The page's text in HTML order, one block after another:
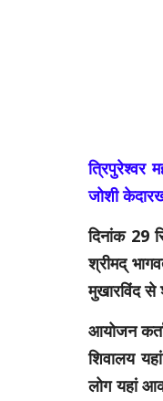
त्रिपुरेश्वर
जोशी
दिनांक 29
श्रीमद्
मुखारविंद से
आयोजन
शिवालय
लोग यहां